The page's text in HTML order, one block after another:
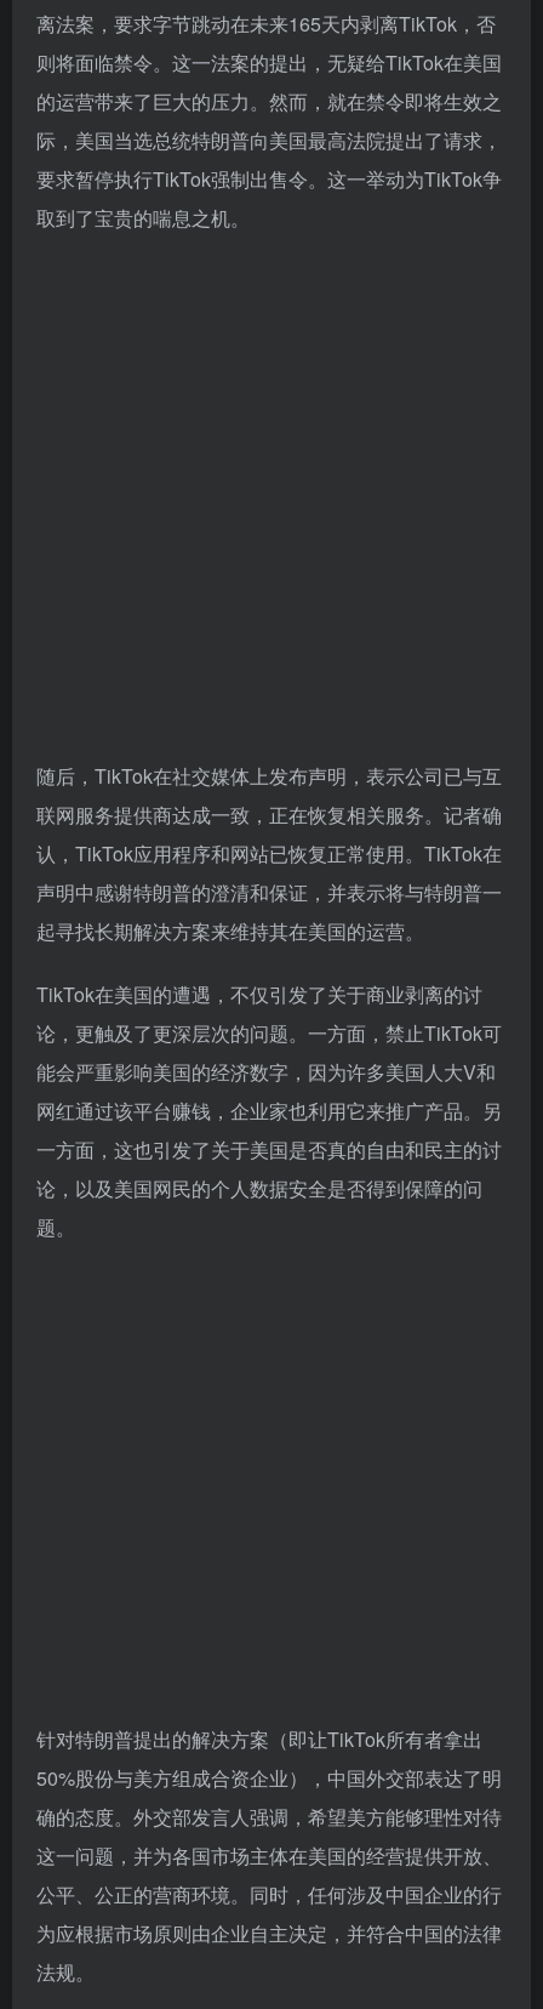
离法案，要求字节跳动在未来165天内剥离TikTok，否
则将面临禁令。这一法案的提出，无疑给TikTok在美国
的运营带来了巨大的压力。然而，就在禁令即将生效之
际，美国当选总统特朗普向美国最高法院提出了请求，
要求暂停执行TikTok强制出售令。这一举动为TikTok争
取到了宝贵的喘息之机。
随后，TikTok在社交媒体上发布声明，表示公司已与互
联网服务提供商达成一致，正在恢复相关服务。记者确
认，TikTok应用程序和网站已恢复正常使用。TikTok在
声明中感谢特朗普的澄清和保证，并表示将与特朗普一
起寻找长期解决方案来维持其在美国的运营。
TikTok在美国的遭遇，不仅引发了关于商业剥离的讨
论，更触及了更深层次的问题。一方面，禁止TikTok可
能会严重影响美国的经济数字，因为许多美国人大V和
网红通过该平台赚钱，企业家也利用它来推广产品。另
一方面，这也引发了关于美国是否真的自由和民主的讨
论，以及美国网民的个人数据安全是否得到保障的问
题。
针对特朗普提出的解决方案（即让TikTok所有者拿出
50%股份与美方组成合资企业），中国外交部表达了明
确的态度。外交部发言人强调，希望美方能够理性对待
这一问题，并为各国市场主体在美国的经营提供开放、
公平、公正的营商环境。同时，任何涉及中国企业的行
为应根据市场原则由企业自主决定，并符合中国的法律
法规。